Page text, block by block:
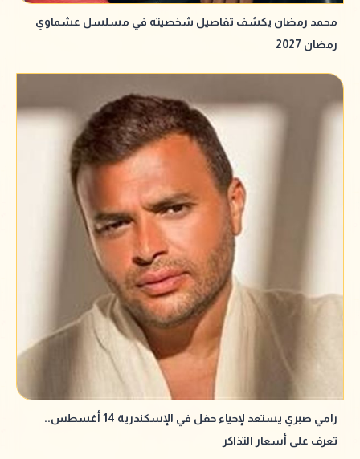
محمد رمضان يكشف تفاصيل شخصيته في مسلسل عشماوي
رمضان 2027
رامي صبري يستعد لإحياء حفل في الإسكندرية 14 أغسطس..
تعرف على أسعار التذاكر